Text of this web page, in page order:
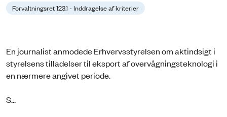
Forvaltningsret 123.1 - Inddragelse af kriterier
En journalist anmodede Erhvervsstyrelsen om aktindsigt i
styrelsens tilladelser til eksport af overvågningsteknologi i
en nærmere angivet periode.
S...